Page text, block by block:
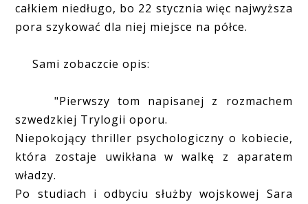
całkiem niedługo, bo 22 stycznia więc najwyższa
pora szykować dla niej miejsce na półce.
Sami zobaczcie opis:
"Pierwszy tom napisanej z rozmachem
szwedzkiej Trylogii oporu.
Niepokojący thriller psychologiczny o kobiecie,
która zostaje uwikłana w walkę z aparatem
władzy.
Po studiach i odbyciu służby wojskowej Sara